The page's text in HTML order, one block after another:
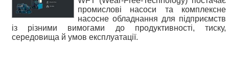
промислові насоси та комплексне
насосне обладнання для підприємств
із різними вимогами до продуктивності, тиску,
середовища й умов експлуатації.